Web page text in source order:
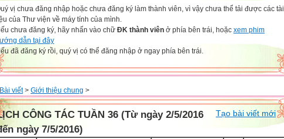
vị chưa đăng nhập hoặc chưa đăng ký làm thành viên, vì vậy chưa thể tải được các tài
của Thư viện về máy tính của mình.
chưa đăng ký, hãy nhấn vào chữ ĐK thành viên ở phía bên trái, hoặc xem phim
dẫn tại đây
đã đăng ký rồi, quý vị có thể đăng nhập ở ngay phía bên trái.
Bài viết> Giới thiệu chung >
Tạo bài viết mới
CÔNG TÁC TUẦN 36 (Từ ngày 2/5/2016
ngày 7/5/2016)